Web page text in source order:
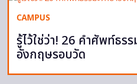
CAMPUS
รู้ไว้ใช่ว่า! 26 คำศัพท์ธรร
อังกฤษรอบวัด